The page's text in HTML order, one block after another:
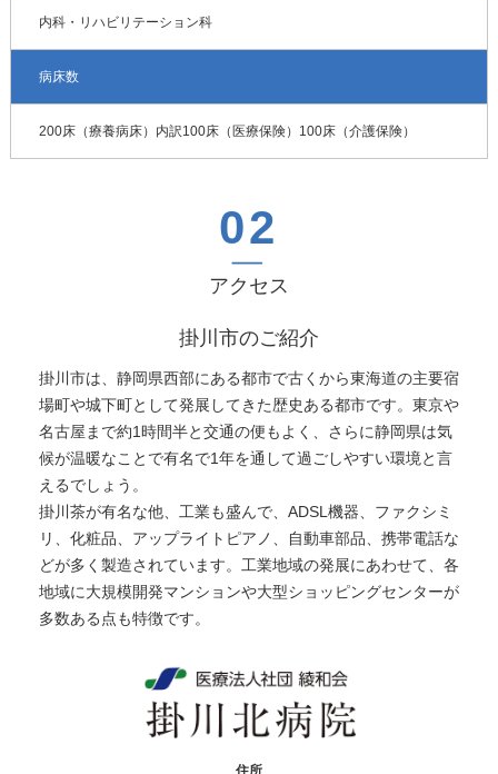
内科・リハビリテーション科
病床数
200床（療養病床）内訳100床（医療保険）100床（介護保険）
アクセス
掛川市のご紹介
掛川市は、静岡県西部にある都市で古くから東海道の主要宿
場町や城下町として発展してきた歴史ある都市です。東京や
名古屋まで約1時間半と交通の便もよく、さらに静岡県は気
候が温暖なことで有名で1年を通して過ごしやすい環境と言
えるでしょう。
掛川茶が有名な他、工業も盛んで、ADSL機器、ファクシミ
リ、化粧品、アップライトピアノ、自動車部品、携帯電話な
どが多く製造されています。工業地域の発展にあわせて、各
地域に大規模開発マンションや大型ショッピングセンターが
多数ある点も特徴です。
住所